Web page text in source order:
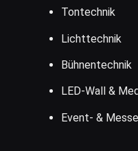
Tontechnik
Lichttechnik
Bühnentechnik
LED-Wall &
Event- &